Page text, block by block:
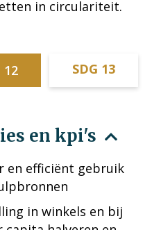
in circulariteit.
12 SDG 13
en kpi's
en efficiënt gebruik
in winkels en bij